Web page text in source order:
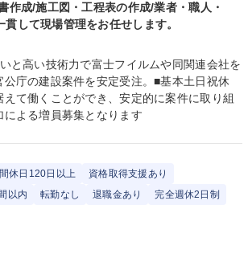
作成/施工図・工程表の作成/業者・職人・
貫して現場管理をお任せします。
と高い技術力で富士フイルムや同関連会社を
公庁の建設案件を安定受注。■基本土日祝休
て働くことができ、安定的に案件に取り組
よる増員募集となります
休日120日以上
資格取得支援あり
以内
転勤なし 退職金あり
完全週休2日制